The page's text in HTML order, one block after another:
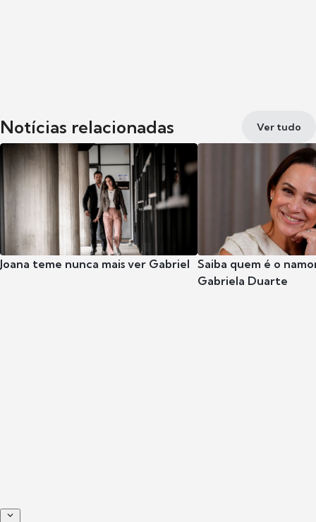
Notícias relacionadas Ver tudo
Joana teme nunca mais ver Gabriel Saiba quem é o
Gabriela Duarte